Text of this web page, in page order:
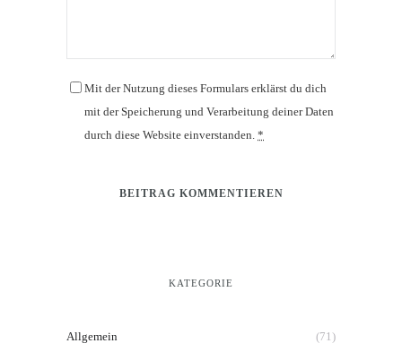
Mit der Nutzung dieses Formulars erklärst du dich
mit der Speicherung und Verarbeitung deiner Daten
durch diese Website einverstanden. *
KATEGORIE
Allgemein (71)